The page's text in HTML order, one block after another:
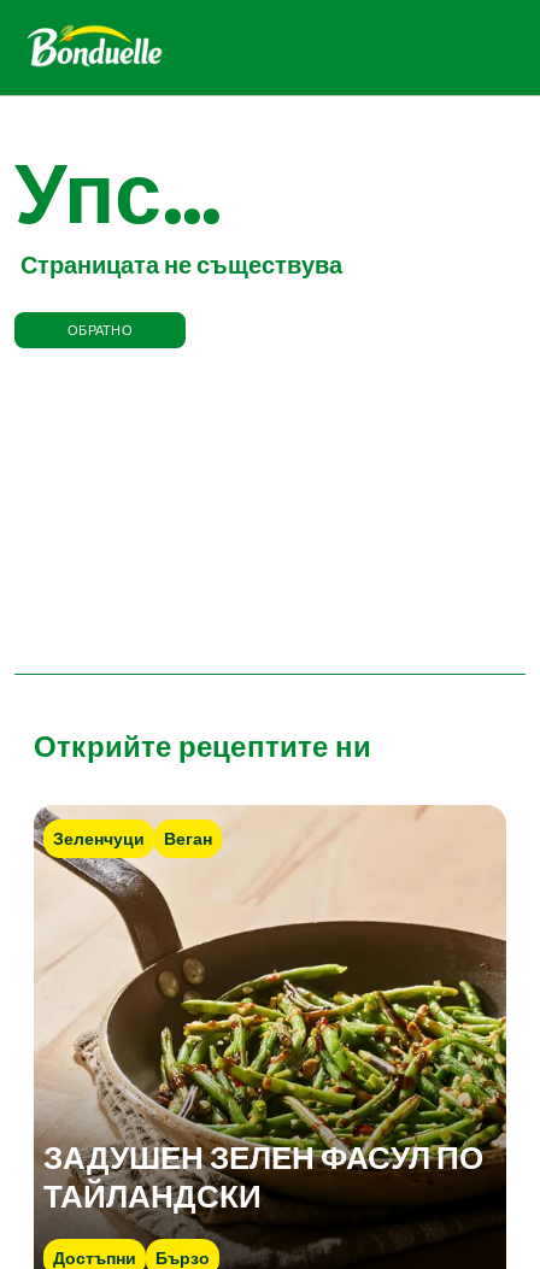
Упс...
Страницата не съществува
ОБРАТНО
Открийте рецептите ни
Зеленчуци Веган
ЗАДУШЕН ЗЕЛЕН ФАСУЛ ПО
ТАЙЛАНДСКИ
Достъпни Бързо